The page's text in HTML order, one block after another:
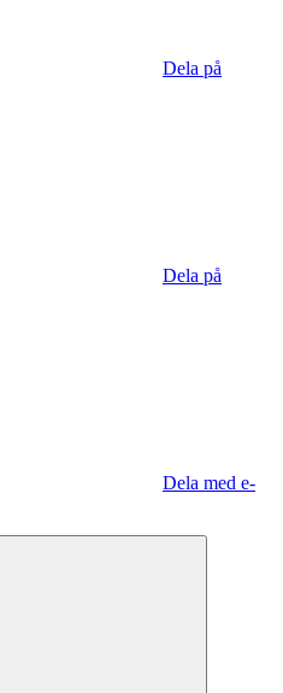
Dela på
Dela på
Dela med e-